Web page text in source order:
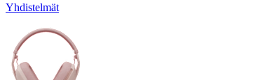
Yhdistelmät